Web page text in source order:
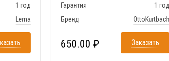
1 год
Lema
Гарантия
1 год
Бренд
OttoKurtbach
650.00 ₽ Заказать